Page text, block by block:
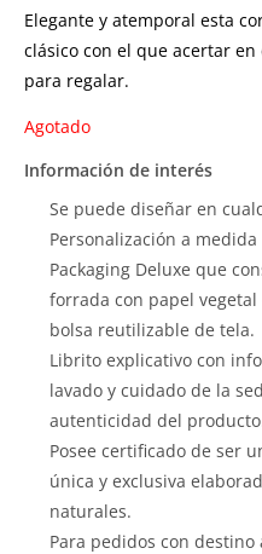
Elegante y atemporal esta
clásico con el que acertar
para regalar.
Agotado
Información de interés
Se puede diseñar en
Personalización a
Packaging Deluxe que
forrada con papel
bolsa reutilizable de tela.
Librito explicativo con
lavado y cuidado de la
autenticidad del
Posee certificado de ser
única y exclusiva
naturales.
Para pedidos con